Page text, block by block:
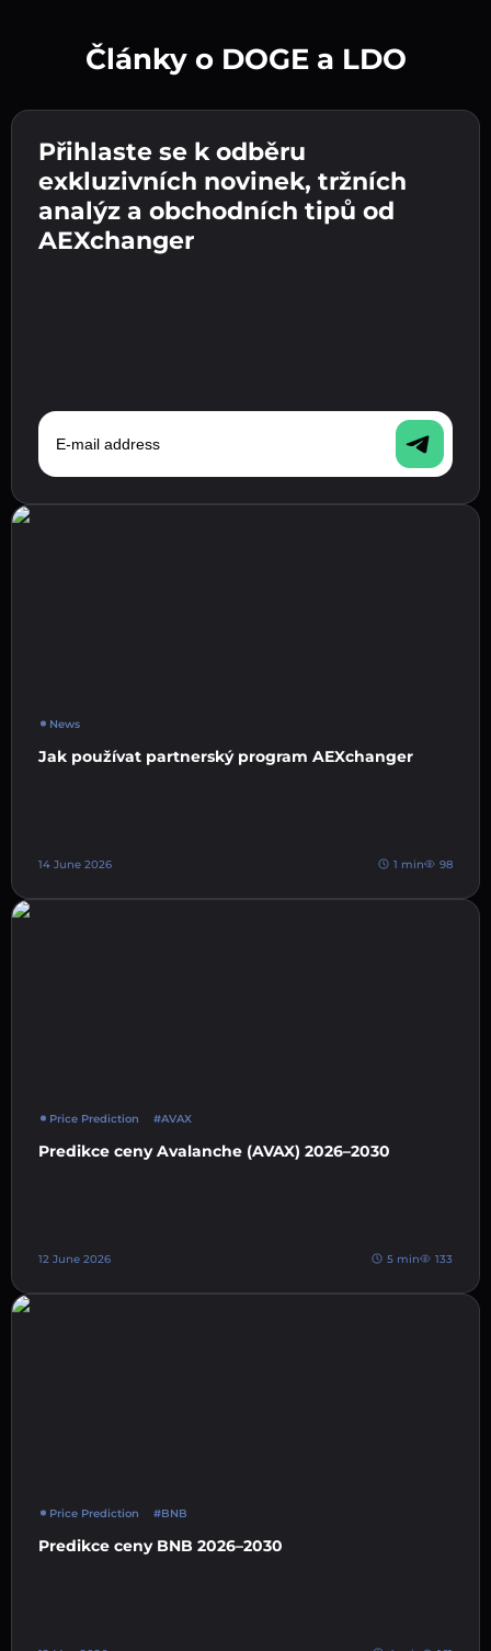
Zadejte adresu své kryptopeněženky 👉
pokračujte k dalšímu kroku.
Potvrďte svou totožnost 👉 pokračujte k
poslednímu kroku.
Odešlete vklad 👉 obdržíte kryptoměnu nebo
fiat měnu ve své peněžence.
Články o DOGE a LDO
Přihlaste se k odběru
exkluzivních novinek, tržních
analýz a obchodních tipů od
AEXchanger
E-mail address
News
Jak používat partnerský program AEXchanger
14 June 2026 1 min 98
Price Prediction #AVAX
Predikce ceny Avalanche (AVAX) 2026–2030
12 June 2026 5 min 133
Price Prediction #BNB
Predikce ceny BNB 2026–2030